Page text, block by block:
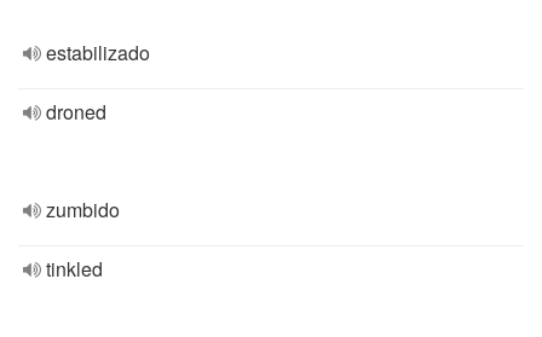
estabilizado
droned
zumbido
tinkled